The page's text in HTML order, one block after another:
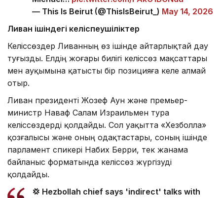
— This Is Beirut (@ThisIsBeirut_) May 14, 2026
Ливан ішіндегі келіспеушіліктер
Келіссөздер Ливанның өз ішінде айтарлықтай дау
туғызды. Елдің жоғары билігі келіссөз мақсаттары
мен ауқымына қатысты бір позицияға келе алмай
отыр.
Ливан президенті Жозеф Аун және премьер-
министр Наваф Салам Израильмен тура
келіссөздерді қолдайды. Сол уақытта «Хезболла»
қозғалысы және оның одақтастары, соның ішінде
парламент спикері Набих Берри, тек жанама
байланыс форматында келіссөз жүргізуді
қолдайды.
💢 Hezbollah chief says 'indirect' talks with